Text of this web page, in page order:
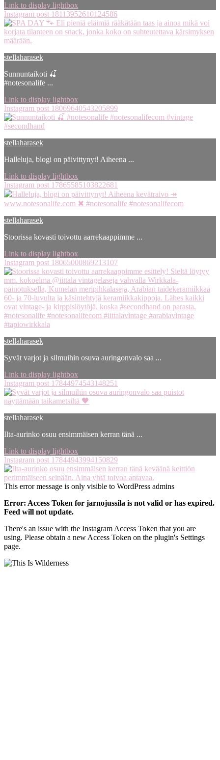
Link to display lightbox
Instagram post 18113952610124586
stellaharasek
Sunnuntaikoti 🍒
#notesonalife ...
Link to display lightbox
Instagram post 18069640543205899
stellaharasek
Halleluja, blogi on päivittynyt! Aiheena ...
Link to display lightbox
Instagram post 17865585103822681
stellaharasek
Stoorissa kovasti toivottu aarrekaappimme ...
Link to display lightbox
Instagram post 18065000869213107
stellaharasek
Syvät varjot ja silmuihin osuva auringonvalo saa ...
Link to display lightbox
Instagram post 17844974543148251
stellaharasek
Ilta-aurinko osuu ensimmäisen kerran tänä ...
Link to display lightbox
Instagram post 17844943994150829
This error message is only visible to WordPress admins
Error: Access Token for jarnojussila is not valid or has expired.
Feed will not update.
There's an issue with the Instagram Access Token that you are
using. Please obtain a new Access Token on the plugin's Settings
page.